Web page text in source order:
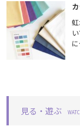
見る・遊ぶ